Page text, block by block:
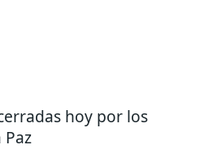
hoy por los
Paz